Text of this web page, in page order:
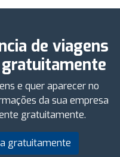
de viagens
e quer aparecer no
da sua empresa
gratuitamente.
gratuitamente